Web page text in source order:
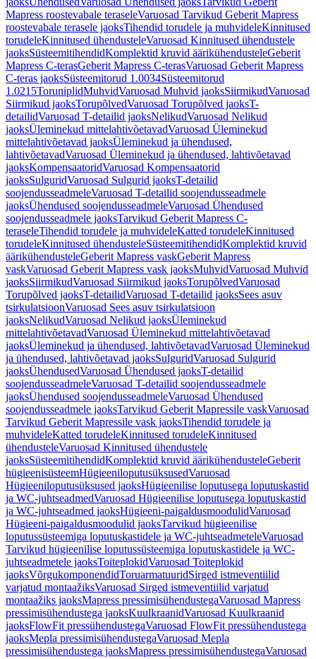
Mapress roostevabale teraseleVaruosad Tarvikud Geberit Mapress
roostevabale terasele jaoksTihendid torudele ja muhvideleKinnitused
torudeleKinnitused ühendusteleVaruosad Kinnitused ühendustele
jaoksSüsteemitihendidKomplektid kruvid äärikühendusteleGeberit
Mapress C-terasGeberit Mapress C-terasVaruosad Geberit Mapress
C-teras jaoksSüsteemitorud 1.0034Süsteemitorud
1.0215ToruniplidMuhvidVaruosad Muhvid jaoksSiirmikudVaruosad
Siirmikud jaoksTorupõlvedVaruosad Torupõlved jaoksT-
detailidVaruosad T-detailid jaoksNelikudVaruosad Nelikud
jaoksÜleminekud mittelahtivõetavadVaruosad Üleminekud
mittelahtivõetavad jaoksÜleminekud ja ühendused,
lahtivõetavadVaruosad Üleminekud ja ühendused, lahtivõetavad
jaoksKompensaatoridVaruosad Kompensaatorid
jaoksSulguridVaruosad Sulgurid jaoksT-detailid
soojendusseadmeleVaruosad T-detailid soojendusseadmele
jaoksÜhendused soojendusseadmeleVaruosad Ühendused
soojendusseadmele jaoksTarvikud Geberit Mapress C-
teraseleTihendid torudele ja muhvideleKatted torudeleKinnitused
torudeleKinnitused ühendusteleSüsteemitihendidKomplektid kruvid
äärikühendusteleGeberit Mapress vaskGeberit Mapress
vaskVaruosad Geberit Mapress vask jaoksMuhvidVaruosad Muhvid
jaoksSiirmikudVaruosad Siirmikud jaoksTorupõlvedVaruosad
Torupõlved jaoksT-detailidVaruosad T-detailid jaoksSees asuv
tsirkulatsioonVaruosad Sees asuv tsirkulatsioon
jaoksNelikudVaruosad Nelikud jaoksÜleminekud
mittelahtivõetavadVaruosad Üleminekud mittelahtivõetavad
jaoksÜleminekud ja ühendused, lahtivõetavadVaruosad Üleminekud
ja ühendused, lahtivõetavad jaoksSulguridVaruosad Sulgurid
jaoksÜhendusedVaruosad Ühendused jaoksT-detailid
soojendusseadmeleVaruosad T-detailid soojendusseadmele
jaoksÜhendused soojendusseadmeleVaruosad Ühendused
soojendusseadmele jaoksTarvikud Geberit Mapressile vaskVaruosad
Tarvikud Geberit Mapressile vask jaoksTihendid torudele ja
muhvideleKatted torudeleKinnitused torudeleKinnitused
ühendusteleVaruosad Kinnitused ühendustele
jaoksSüsteemitihendidKomplektid kruvid äärikühendusteleGeberit
hügieenisüsteemHügieeniloputusüksusedVaruosad
Hügieeniloputusüksused jaoksHügieenilise loputusega loputuskastid
ja WC-juhtseadmedVaruosad Hügieenilise loputusega loputuskastid
ja WC-juhtseadmed jaoksHügieeni-paigaldusmoodulidVaruosad
Hügieeni-paigaldusmoodulid jaoksTarvikud hügieenilise
loputussüsteemiga loputuskastidele ja WC-juhtseadmeteleVaruosad
Tarvikud hügieenilise loputussüsteemiga loputuskastidele ja WC-
juhtseadmetele jaoksToiteplokidVaruosad Toiteplokid
jaoksVõrgukomponendidToruarmatuuridSirged istmeventiilid
varjatud montaažiksVaruosad Sirged istmeventiilid varjatud
montaažiks jaoksMapress pressimisühendustegaVaruosad Mapress
pressimisühendustega jaoksKuulkraanidVaruosad Kuulkraanid
jaoksFlowFit pressühendustegaVaruosad FlowFit pressühendustega
jaoksMepla pressimisühendustegaVaruosad Mepla
pressimisühendustega jaoksMapress pressimisühendustegaVaruosad